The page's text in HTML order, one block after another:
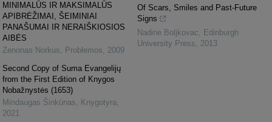
MINIMALŪS IR MAKSIMALŪS
APIBRĖŽIMAI, ŠEIMINIAI
PANAŠUMAI IR NERAIŠKIOSIOS
AIBĖS
Zenonas Norkus, Problemos, 2009
Second Copy of Suma Evangelijų
from the First Edition of Knygos
Nobažnystės (1653)
Mindaugas Šinkūnas, Knygotyra,
2021
Of Scars, Smiles and Past-Future
Signs
Nadine Boljkovac, Edinburgh
University Press, 2013